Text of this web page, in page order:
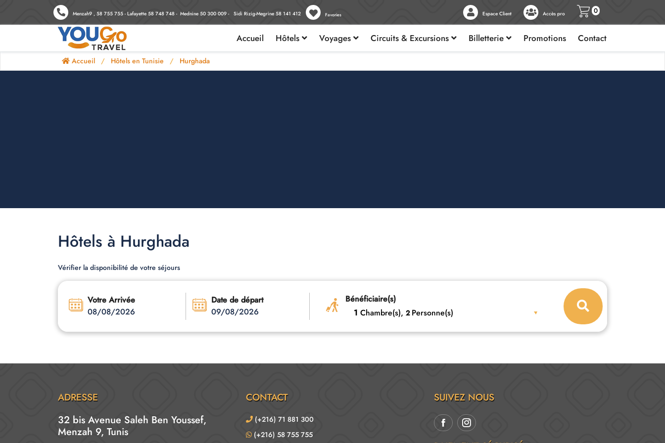
Menzah9 , 58 755 755 - Lafayette 58 748 748 - Mednine 50 300 009 - Sidi Rizig-Megrine 58 141 412 Favories Espace Client Accès pro 0
Accueil Hôtels Voyages Circuits & Excursions Billetterie Promotions Contact
Accueil Hôtels en Tunisie Hurghada
Hôtels à Hurghada
Vérifier la disponibilité de votre séjours
Votre Arrivée
08/08/2026
Date de départ
09/08/2026
Bénéficiaire(s)
1 Chambre(s), 2 Personne(s)
ADRESSE
32 bis Avenue Saleh Ben Youssef,
Menzah 9, Tunis
CONTACT
(+216) 71 881 300
(+216) 58 755 755
SUIVEZ NOUS